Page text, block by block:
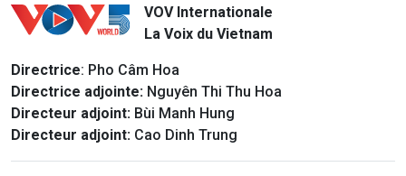
VOV Internationale
La Voix du Vietnam
Directrice: Pho Câm Hoa
Directrice adjointe: Nguyên Thi Thu Hoa
Directeur adjoint: Bùi Manh Hung
Directeur adjoint: Cao Dinh Trung